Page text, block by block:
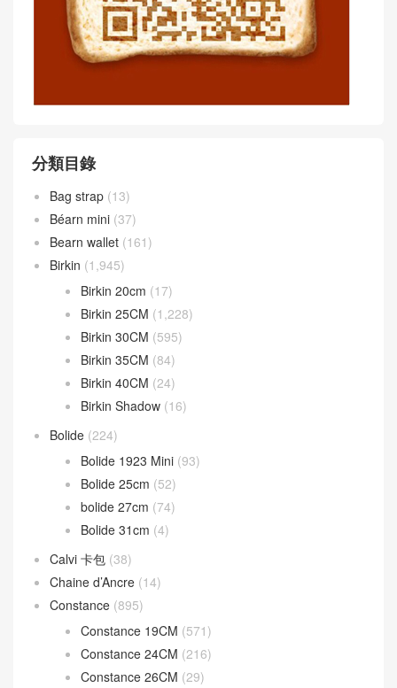
分類目錄
Bag strap (13)
Béarn mini (37)
Bearn wallet (161)
Birkin (1,945)
Birkin 20cm (17)
Birkin 25CM (1,228)
Birkin 30CM (595)
Birkin 35CM (84)
Birkin 40CM (24)
Birkin Shadow (16)
Bolide (224)
Bolide 1923 Mini (93)
Bolide 25cm (52)
bolide 27cm (74)
Bolide 31cm (4)
Calvi 卡包 (38)
Chaine d’Ancre (14)
Constance (895)
Constance 19CM (571)
Constance 24CM (216)
Constance 26CM (29)